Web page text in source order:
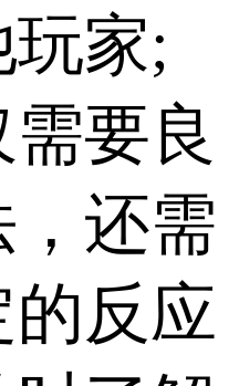
家;
要良
还需
反应